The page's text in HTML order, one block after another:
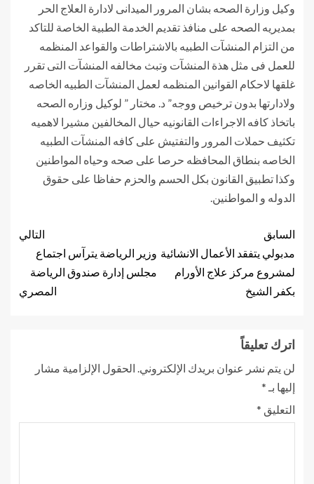
وكيل وزارة الصحه بشان المرور الميدانى لادارة العلاج الحر
بمديريه الصحه على منافذ تقديم الخدمة الطبية الخاصة للتاكد
من التزام المنشآت الطبيه بالاشتراطات والقواعد المنظمه
للعمل فى مثل هذة المنشآت وتبث مخالفه المنشآت التى تقرر
غلقها لاحكام القوانين المنظمه لعمل المنشآت الطبيه الخاصه
ولادارتها بدون ترخيص ووجه” د. مختار ” لوكيل وزاره الصحه
باتخاذ كافه الاجراءات القانونيه حيال المخالفين مشيرا لاهميه
تكثيف حملات المرور والتفتيش على كافه المنشآت الطبيه
الخاصه بنطاق المحافظه حرصا على صحه وحياه المواطنين
وكذا تطبيق القانون بكل الحسم والحزم حفاظا على حقوق
الدوله و المواطنين.
السابق
مدبولي يتفقد الأعمال الانشائية
لمشروع مركز علاج الأورام
بكفر الشيخ
التالي
وزير الرياضة يترآس اجتماع
مجلس إدارة صندوق الرياضة
المصري
اترك تعليقاً
لن يتم نشر عنوان بريدك الإلكتروني. الحقول الإلزامية مشار
إليها بـ *
التعليق *